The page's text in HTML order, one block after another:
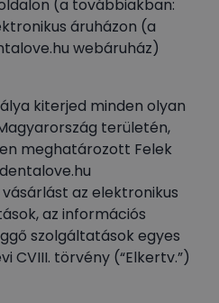
(a továbbiakban:
áruházon (a
webáruház)
kiterjed minden olyan
területén,
meghatározott Felek
az elektronikus
az információs
szolgáltatások egyes
CVIII. törvény (“Elkertv.”)